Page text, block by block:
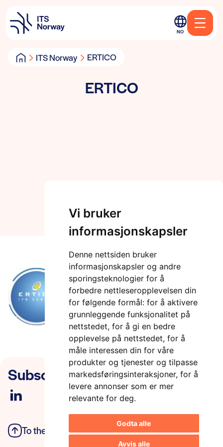
Vi bruker
informasjonskapsler
Denne nettsiden bruker
informasjonskapsler og andre
sporingsteknologier for å
forbedre nettleseropplevelsen din
for følgende formål: for å aktivere
grunnleggende funksjonalitet på
nettstedet, for å gi en bedre
opplevelse på nettstedet, for å
måle interessen din for våre
produkter og tjenester og tilpasse
markedsføringsinteraksjoner, for å
levere annonser som er mer
relevante for deg.
Godta alle
Avvis alle
NO
ITS Norway ERTICO
ERTICO
Subscribe to our newsletter
To the top Privacy Policy